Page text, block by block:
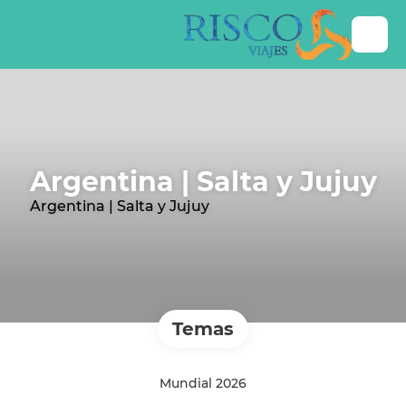
Argentina | Salta y Jujuy
Argentina | Salta y Jujuy
Temas
Mundial 2026